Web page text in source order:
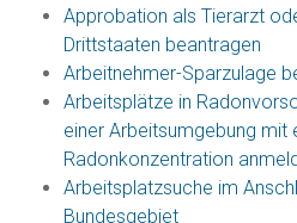
Approbation als Tierarzt
Drittstaaten beantragen
Arbeitnehmer-Sparzulage
Arbeitsplätze in
einer Arbeitsumgebung mit
Radonkonzentration
Arbeitsplatzsuche im
Bundesgebiet